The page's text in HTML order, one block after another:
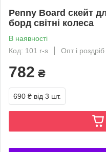
Penny Board скейт
борд світні колеса
В наявності
Код: 101 r-s
Опт і роздріб
782 ₴
690 ₴ від 3 шт.